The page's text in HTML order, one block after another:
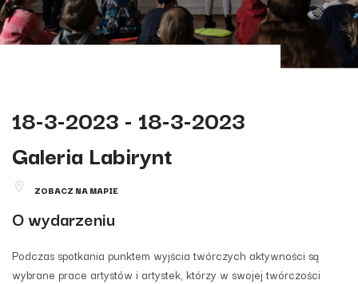
18-3-2023 - 18-3-2023
Galeria Labirynt
ZOBACZ NA MAPIE
O wydarzeniu
Podczas spotkania punktem wyjścia twórczych aktywności są
wybrane prace artystów i artystek, którzy w swojej twórczości